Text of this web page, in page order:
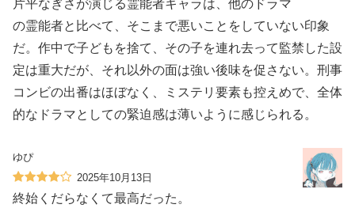
片平なぎさが演じる霊能者キャラは、他のドラマ
の霊能者と比べて、そこまで悪いことをしていない印象
だ。作中で子どもを捨て、その子を連れ去って監禁した設
定は重大だが、それ以外の面は強い後味を促さない。刑事
コンビの出番はほぼなく、ミステリ要素も控えめで、全体
的なドラマとしての緊迫感は薄いように感じられる。
ゆぴ
2025年10月13日
終始くだらなくて最高だった。